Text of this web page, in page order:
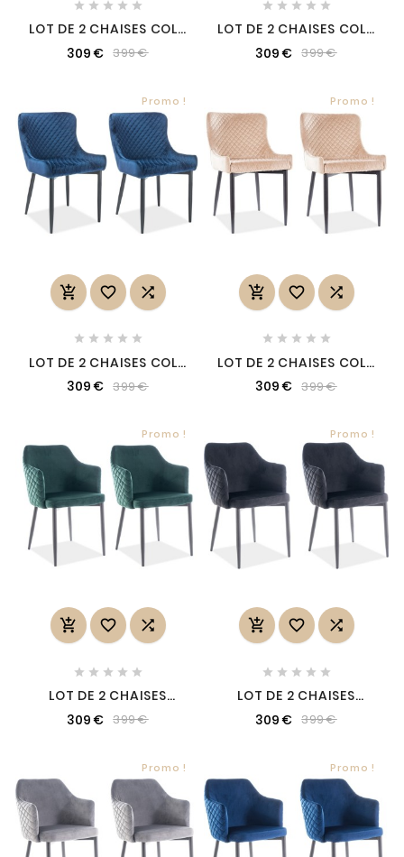
    
LOT DE 2 CHAISES COLB
QUALITÉ, COULEUR
309 € 399 €
    
LOT DE 2 CHAISES COLB
QUALITÉ, COULEUR
309 € 399 €
Promo !
  
    
LOT DE 2 CHAISES COLB
QUALITÉ, COULEUR
309 € 399 €
Promo !
  
    
LOT DE 2 CHAISES COLB
QUALITÉ, COULEUR
309 € 399 €
Promo !
  
    
LOT DE 2 CHAISES
VELOURS DE QUALITÉ,
309 € 399 €
Promo !
  
    
LOT DE 2 CHAISES
VELOURS DE QUALITÉ,
309 € 399 €
Promo ! Promo !